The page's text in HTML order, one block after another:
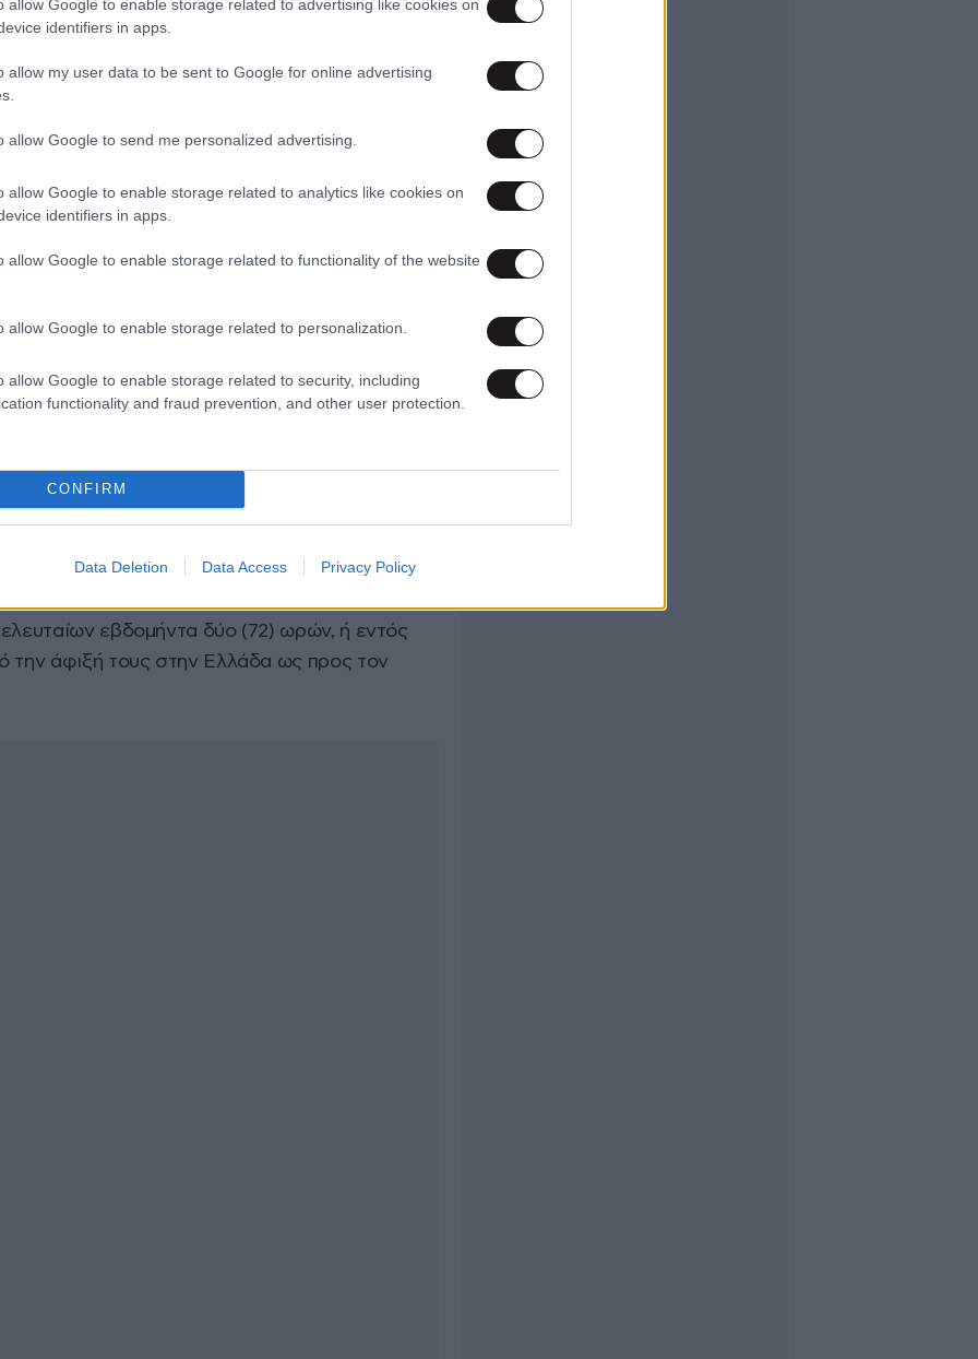
allow Google to enable storage related to advertising like cookies on
identifiers in apps.
allow my user data to be sent to Google for online advertising
allow Google to send me personalized advertising.
allow Google to enable storage related to analytics like cookies on
identifiers in apps.
allow Google to enable storage related to functionality of the website
allow Google to enable storage related to personalization.
allow Google to enable storage related to security, including
functionality and fraud prevention, and other user protection.
CONFIRM
Data Deletion Data Access Privacy Policy
Σερβία, Σιγκαπούρη, Βοσνία-Ερζεγοβίνη,
Λίβανος, Αζερμπαϊτζάν, Αρμενία, Ιορδανία,
Ανδόρρα, Βατικανό, Μονακό, Τουρκία και
προς Ελλάδα, ανεξαρτήτως
ηλεκτρονική φόρμα PLF (Passenger Locator
https://travel.gov.gr οποιαδήποτε ώρα πριν
Ελλάδα. Η απόδειξη συμπλήρωσης της
αυτόματα με ηλεκτρονικό μήνυμα
αναγκαίο ταξιδιωτικό έγγραφο.
εμβολίου ή αρνητικό PCR/RAPID TEST
Για τους ταξιδιώτες προς
χώρα είναι μια από τις παρακάτω:
δεκατεσσάρων (14) ημερών τον
και να προσκομίσουν πιστοποιητικό
γαλλική, γερμανική, ιταλική, ισπανική ή
από δημόσια αρχή.
σε εργαστηριακό έλεγχο για κορωνοϊό COVID-
εβδομήντα δύο (72) ωρών, ή εντός
την άφιξή τους στην Ελλάδα ως προς τον